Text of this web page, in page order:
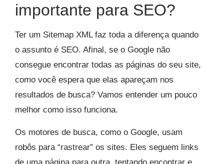
importante para SEO?
Ter um Sitemap XML faz toda a diferença quando
o assunto é SEO. Afinal, se o Google não
consegue encontrar todas as páginas do seu site,
como você espera que elas apareçam nos
resultados de busca? Vamos entender um pouco
melhor como isso funciona.
Os motores de busca, como o Google, usam
robôs para “rastrear” os sites. Eles seguem links